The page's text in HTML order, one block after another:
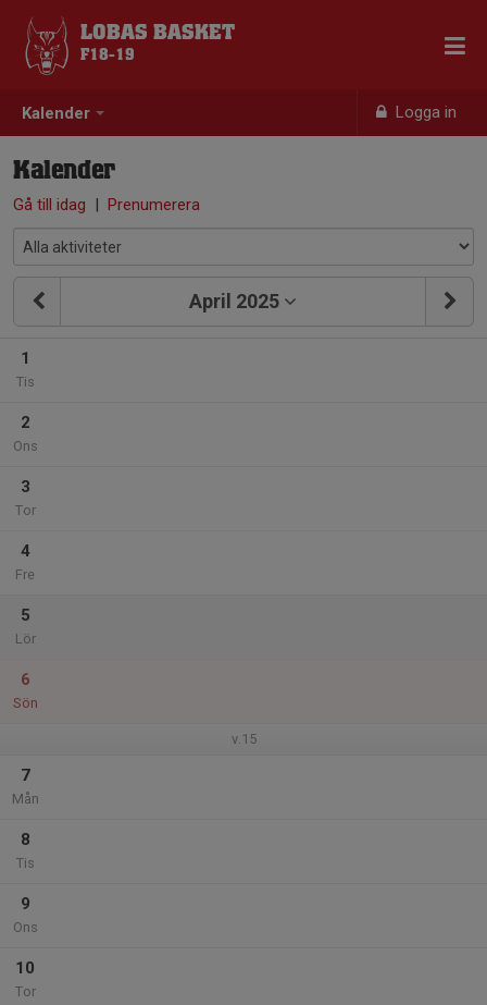
Kalender Logga in
LOBAS BASKET
F18-19
Kalender
Gå till idag | Prenumerera
April 2025
1
Tis
2
Ons
3
Tor
4
Fre
5
Lör
6
Sön
v.15
7
Mån
8
Tis
9
Ons
10
Tor